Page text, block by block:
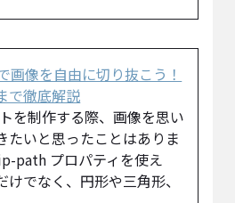
画像を自由に切り抜こう！
で徹底解説
を制作する際、画像を思い
たいと思ったことはありま
path プロパティを使え
でなく、円形や三角形、